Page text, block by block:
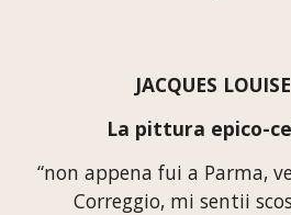
JACQUES
La pittura epico-
“non appena fui a Parma,
Correggio, mi sentii